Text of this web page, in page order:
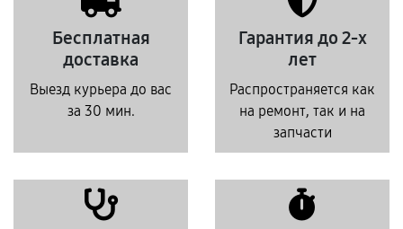
Бесплатная
доставка
Выезд курьера до вас
за 30 мин.
Гарантия до 2-х
лет
Распространяется как
на ремонт, так и на
запчасти